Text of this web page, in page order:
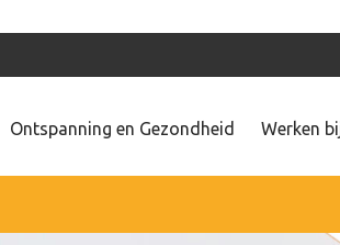
Ontspanning en Gezondheid Werken